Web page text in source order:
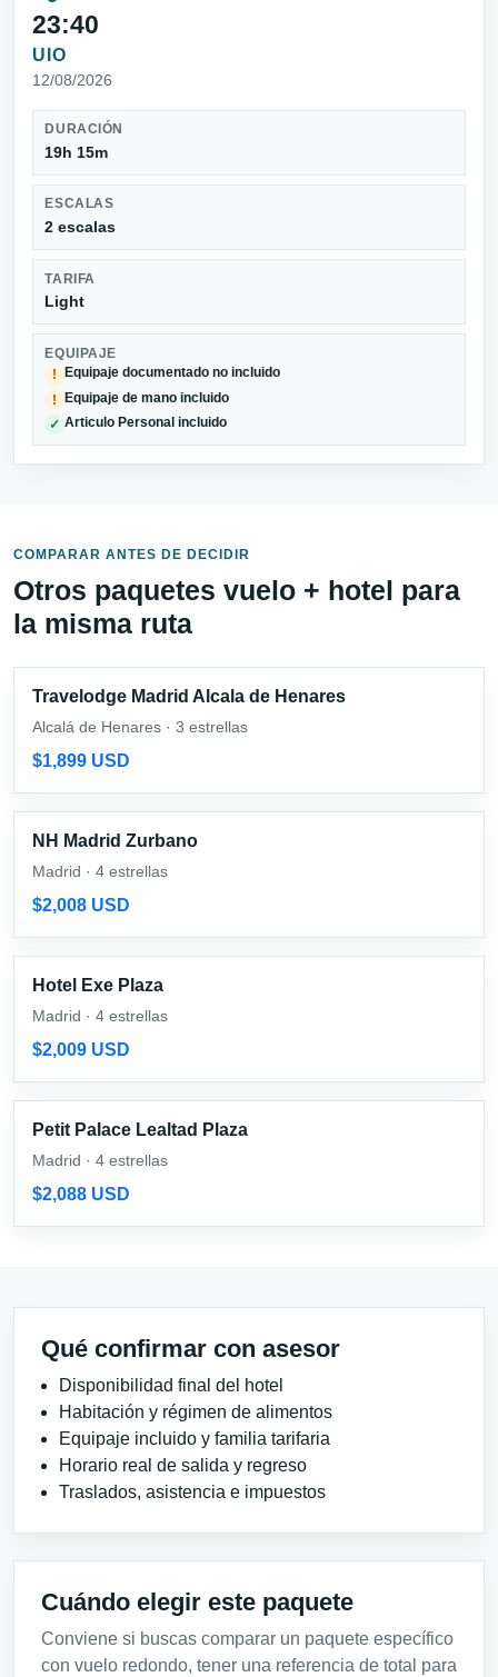
23:40
UIO
12/08/2026
DURACIÓN
19h 15m
ESCALAS
2 escalas
TARIFA
Light
EQUIPAJE
!
Equipaje documentado no incluido
! Equipaje de mano incluido
✓ Articulo Personal incluido
COMPARAR ANTES DE DECIDIR
Otros paquetes vuelo + hotel para
la misma ruta
Travelodge Madrid Alcala de Henares
Alcalá de Henares · 3 estrellas
$1,899 USD
NH Madrid Zurbano
Madrid · 4 estrellas
$2,008 USD
Hotel Exe Plaza
Madrid · 4 estrellas
$2,009 USD
Petit Palace Lealtad Plaza
Madrid · 4 estrellas
$2,088 USD
Qué confirmar con asesor
Disponibilidad final del hotel
Habitación y régimen de alimentos
Equipaje incluido y familia tarifaria
Horario real de salida y regreso
Traslados, asistencia e impuestos
Cuándo elegir este paquete
Conviene si buscas comparar un paquete específico
con vuelo redondo, tener una referencia de total para